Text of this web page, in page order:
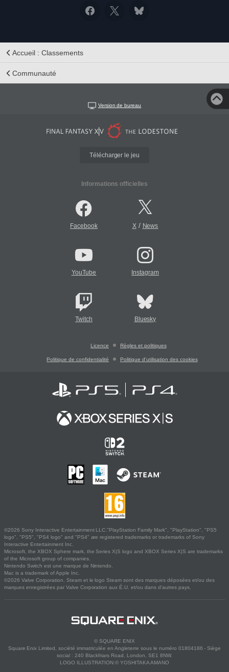
Accueil : Classements
Communauté
Version de bureau
Télécharger le jeu
Informations officielles
Facebook X/ News
YouTube Instagram
Twitch Bluesky
Licence Règles et politiques
Politique de confidentialité Politique d'utilisation des cookies
©2026 Sony Interactive Entertainment LLC."PlayStation Family Mark", "PlayStation", "PS5
logo", "PS5", "PS4 logo" and "PS4" are registered trademarks or trademarks of Sony
Interactive Entertainment Inc.
Microsoft, the XBOX Sphere mark, the Series X|S logo and XBOX Series X|S are trademarks
of the Microsoft group of companies.
Nintendo Switch est une marque de Nintendo.
Mac is a trademark of Apple Inc.
©2026 Valve Corporation. Steam et le logo Steam sont des marques déposées et/ou des
marques enregistrées par Valve Corporation aux É.U. et/ou dans d'autres pays.
© SQUARE ENIX
Square Enix Limited, société immatriculée en Angleterre sous le numéro 01804186 - Siège
social : 240 Blackfriars Road, London, SE1 8NW.
LOGO ILLUSTRATION:© YOSHITAKA AMANO